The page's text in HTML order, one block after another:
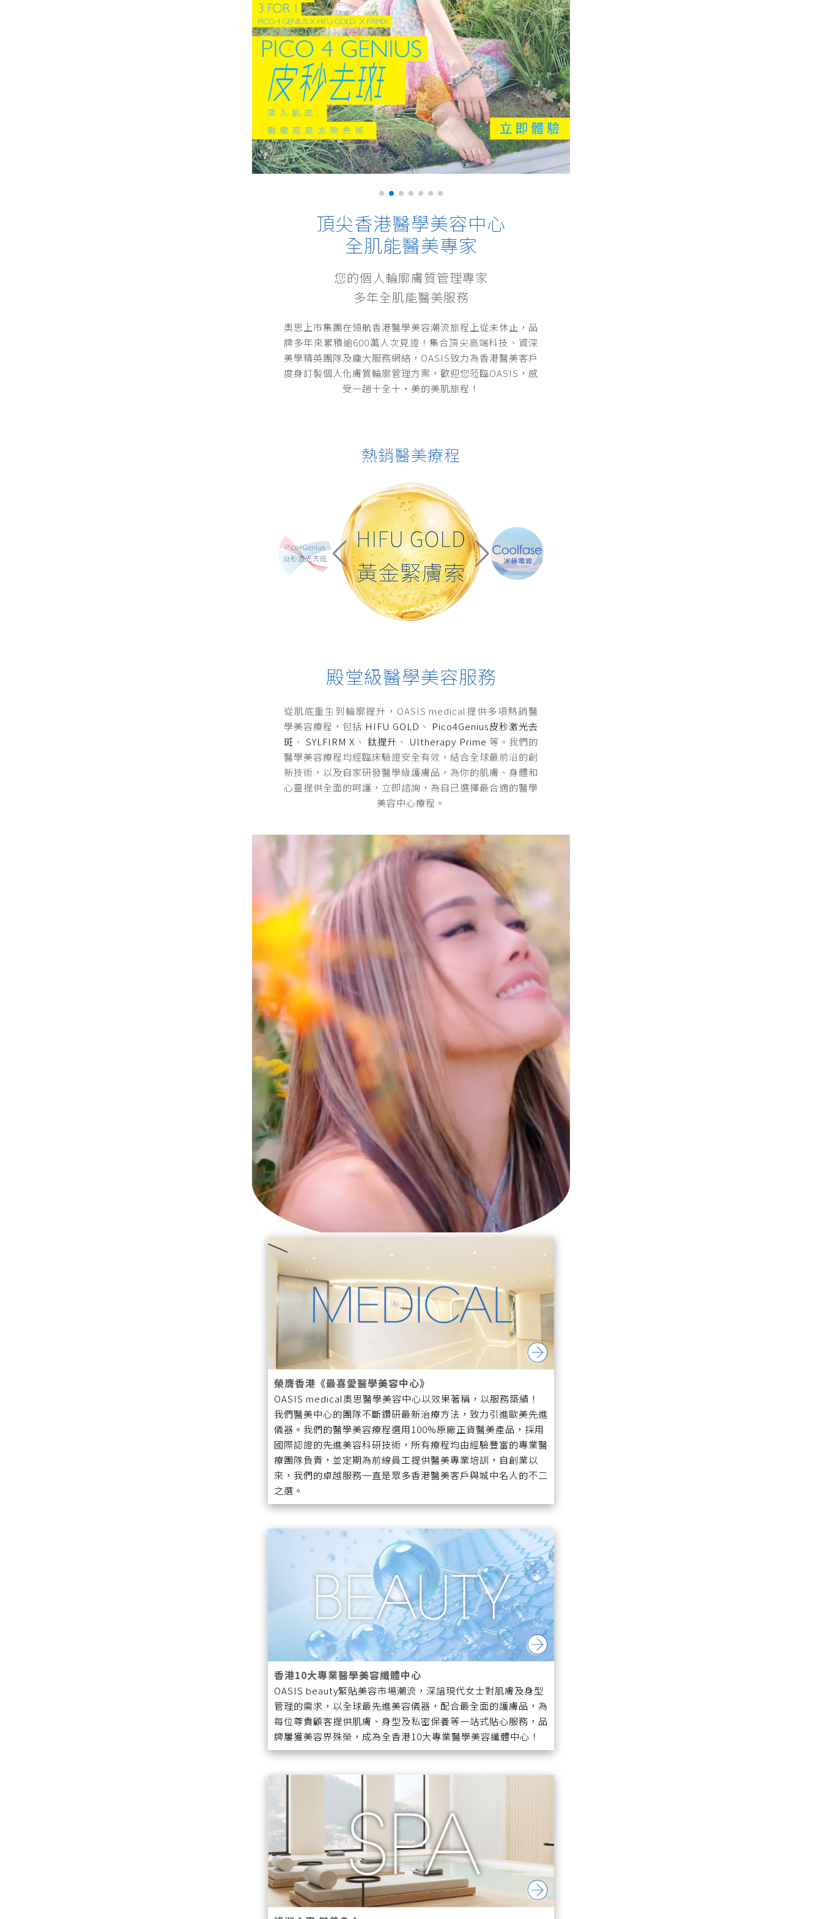
頂尖香港醫學美容中心
全肌能醫美專家
您的個人輪廓膚質管理專家
多年全肌能醫美服務
奧思上市集團在領航香港醫學美容潮流旅程上從未休止，品
牌多年來累積逾600萬人次見證！集合頂尖高端科技、資深
美學精英團隊及龐大服務網絡，OASIS致力為香港醫美客戶
度身訂製個人化膚質輪廓管理方案，歡迎您蒞臨OASIS，感
受一趟十全十・美的美肌旅程！
熱銷醫美療程
殿堂級醫學美容服務
從肌底重生到輪廓提升，OASIS medical提供多項熱銷醫
學美容療程，包括 HIFU GOLD 、 Pico4Genius皮秒激光去
斑 、SYLFIRM X 、 鈦提升 、 Ultherapy Prime 等。我們的
醫學美容療程均經臨床驗證安全有效，結合全球最前沿的創
新技術，以及自家研發醫學級護膚品，為你的肌膚、身體和
心靈提供全面的呵護，立即諮詢，為自己選擇最合適的醫學
美容中心療程。
榮膺香港《最喜愛醫學美容中心》
OASIS medical奧思醫學美容中心以效果著稱，以服務築績！
我們醫美中心的團隊不斷鑽研最新治療方法，致力引進歐美先進
儀器。我們的醫學美容療程選用100%原廠正貨醫美產品，採用
國際認證的先進美容科研技術，所有療程均由經驗豐富的專業醫
療團隊負責，並定期為前線員工提供醫美專業培訓，自創業以
來，我們的卓越服務一直是眾多香港醫美客戶與城中名人的不二
之選。
香港10大專業醫學美容纖體中心
OASIS beauty緊貼美容市場潮流，深諳現代女士對肌膚及身型
管理的需求，以全球最先進美容儀器，配合最全面的護膚品，為
每位尊貴顧客提供肌膚、身型及私密保養等一站式貼心服務，品
牌屢獲美容界殊榮，成為全香港10大專業醫學美容纖體中心！